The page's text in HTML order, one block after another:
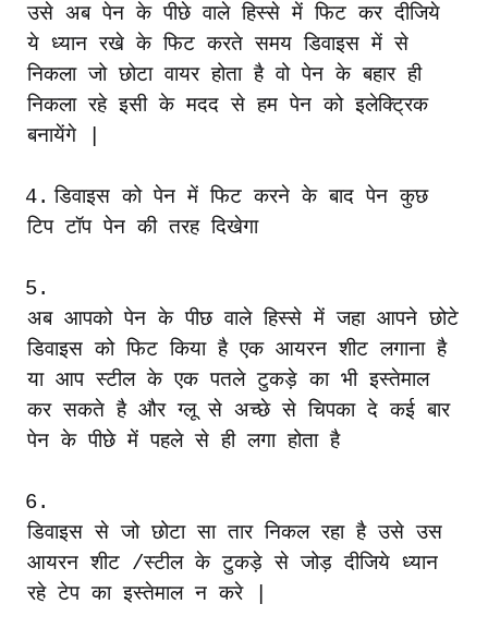
उसे अब पेन के पीछे वाले हिस्से में फिट कर दीजिये
ये ध्यान रखे के फिट करते समय डिवाइस में से
निकला जो छोटा वायर होता है वो पेन के बहार ही
निकला रहे इसी के मदद से हम पेन को इलेक्ट्रिक
बनायेंगे
4. डिवाइस को पेन में फिट करने के बाद पेन कुछ
टिप टॉप पेन की तरह दिखेगा
5.
अब आपको पेन के पीछ वाले हिस्से में जहा आपने छोटे
डिवाइस को फिट किया है एक आयरन शीट लगाना है
या आप स्टील के एक पतले टुकड़े का भी इस्तेमाल
कर सकते है और ग्लू से अच्छे से चिपका दे कई बार
पेन के पीछे में पहले से ही लगा होता है
6.
डिवाइस से जो छोटा सा तार निकल रहा है उसे उस
आयरन शीट /स्टील के टुकड़े से जोड़ दीजिये ध्यान
रहे टेप का इस्तेमाल न करे|